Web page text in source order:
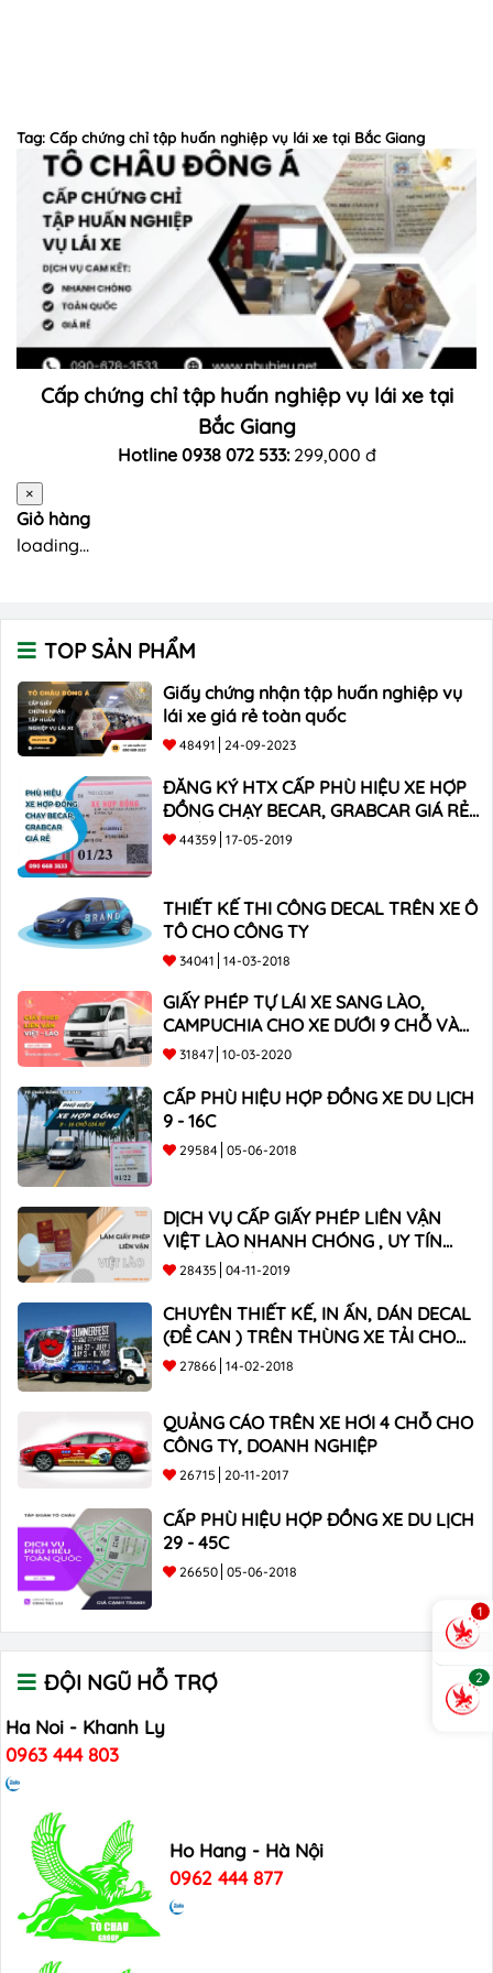
Tag: Cấp chứng chỉ tập huấn nghiệp vụ lái xe tại Bắc Giang
Cấp chứng chỉ tập huấn nghiệp vụ lái xe tại
Bắc Giang
Hotline 0938 072 533: 299,000 đ
×
Giỏ hàng
loading...
TOP SẢN PHẨM
Giấy chứng nhận tập huấn nghiệp vụ
lái xe giá rẻ toàn quốc
48491 24-09-2023
ĐĂNG KÝ HTX CẤP PHÙ HIỆU XE HỢP
ĐỒNG CHẠY BECAR, GRABCAR GIÁ RẺ
NHẤT
44359 17-05-2019
THIẾT KẾ THI CÔNG DECAL TRÊN XE Ô
TÔ CHO CÔNG TY
34041 14-03-2018
GIẤY PHÉP TỰ LÁI XE SANG LÀO,
CAMPUCHIA CHO XE DƯỚI 9 CHỖ VÀ
XE BÁN TẢI
31847 10-03-2020
CẤP PHÙ HIỆU HỢP ĐỒNG XE DU LỊCH
9 - 16C
29584 05-06-2018
DỊCH VỤ CẤP GIẤY PHÉP LIÊN VẬN
VIỆT LÀO NHANH CHÓNG , UY TÍN
TOÀN QUỐC
28435 04-11-2019
CHUYÊN THIẾT KẾ, IN ẤN, DÁN DECAL
(ĐỀ CAN ) TRÊN THÙNG XE TẢI CHO
CÔNG TY
27866 14-02-2018
QUẢNG CÁO TRÊN XE HƠI 4 CHỖ CHO
CÔNG TY, DOANH NGHIỆP
26715 20-11-2017
CẤP PHÙ HIỆU HỢP ĐỒNG XE DU LỊCH
29 - 45C
26650 05-06-2018
ĐỘI NGŨ HỖ TRỢ
Ha Noi - Khanh Ly
0963 444 803
Ho Hang - Hà Nội
0962 444 877
1
2